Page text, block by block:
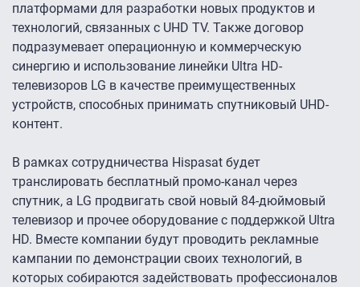
платформами для разработки новых продуктов и
технологий, связанных с UHD TV. Также договор
подразумевает операционную и коммерческую
синергию и использование линейки Ultra HD-
телевизоров LG в качестве преимущественных
устройств, способных принимать спутниковый UHD-
контент.
В рамках сотрудничества Hispasat будет
транслировать бесплатный промо-канал через
спутник, а LG продвигать свой новый 84-дюймовый
телевизор и прочее оборудование с поддержкой Ultra
HD. Вместе компании будут проводить рекламные
кампании по демонстрации своих технологий, в
которых собираются задействовать профессионалов